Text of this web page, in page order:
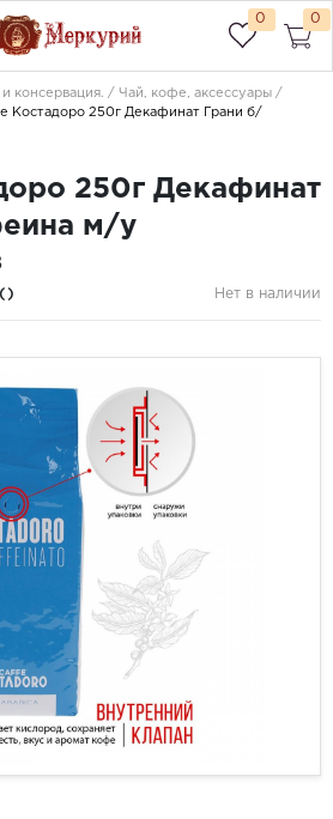
0 0
и консервация.
Чай, кофе, аксессуары
Костадоро 250г Декафинат Грани б/
250г Декафинат
м/у
() Нет в наличии